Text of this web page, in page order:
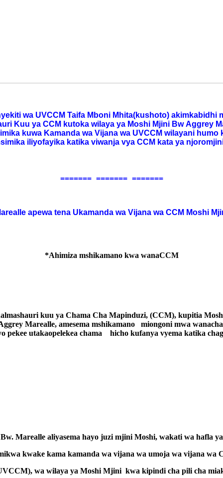
wa UVCCM Taifa Mboni Mhita(kushoto) akimkabidhi
Kuu ya CCM kutoka wilaya ya Moshi Mjini BwAggrey
kuwa Kamanda wa Vijana wa UVCCM wilayani humo
iliyofayika katika viwanja vya CCM kata ya
======= ======= =======
apewa tena Ukamanda wa Vijana wa CCM Moshi
*Ahimiza mshikamano kwa wanaCCM
kuu ya Chama Cha Mapinduzi, (CCM), kupitia
Marealle, amesema mshikamano miongoni mwa
pekee utakaopelekea chama hicho kufanya vyema katika
Bw. Marealle aliyasema hayo juzi mjini Moshi, wakati wa hafla ya
kwake kama kamanda wa vijana wa umoja wa vijana wa
wa wilaya ya Moshi Mjini kwa kipindi cha pili cha